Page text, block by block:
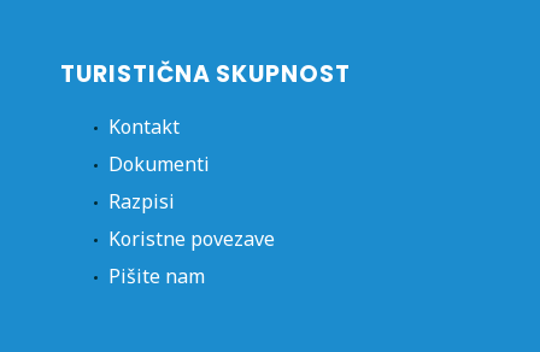
TURISTIČNA SKUPNOST
Kontakt
Dokumenti
Razpisi
Koristne povezave
Pišite nam